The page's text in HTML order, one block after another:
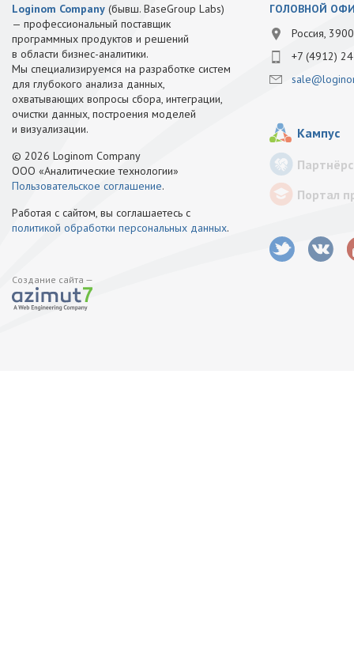
Loginom Company (бывш. BaseGroup Labs)
— профессиональный поставщик
программных продуктов и решений
в области бизнес-аналитики.
Мы специализируемся на разработке систем
для глубокого анализа данных,
охватывающих вопросы сбора, интеграции,
очистки данных, построения моделей
и визуализации.
© 2026 Loginom Company
ООО «Аналитические технологии»
Пользовательское соглашение.
Работая с сайтом, вы соглашаетесь с
политикой обработки персональных данных.
Создание сайта —
ГОЛОВНОЙ
Россия,
+7 (4912)
Кампус
Портал